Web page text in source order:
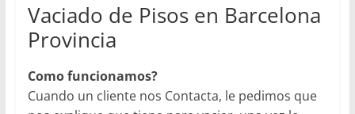
Vaciado de Pisos en Barcelona
Provincia
Como funcionamos?
Cuando un cliente nos Contacta, le pedimos que